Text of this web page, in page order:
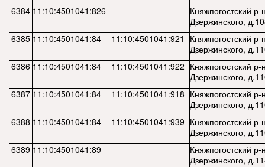
6384 11:10:4501041:826
Княжпогостский
Дзержинского,
6385 11:10:4501041:84 11:10:4501041:921
Княжпогостский
Дзержинского,
6386 11:10:4501041:84 11:10:4501041:922 Княжпогостский
Дзержинского,
6387 11:10:4501041:84 11:10:4501041:918 Княжпогостский
Дзержинского,
6388 11:10:4501041:84 11:10:4501041:939 Княжпогостский
Дзержинского,
6389 11:10:4501041:89
Княжпогостский
Дзержинского,